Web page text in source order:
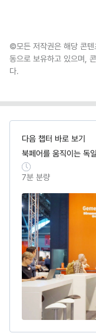
©모든 저작권은 해당 콘
동으로 보유하고 있으며,
다.
다음 챕터 바로 보기
북페어를 움직이는 독
7분 분량